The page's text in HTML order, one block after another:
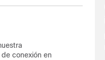
conexión en